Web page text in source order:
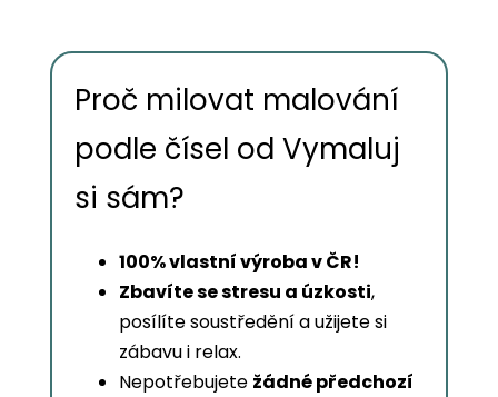
Proč milovat malování
podle čísel od Vymaluj
si sám?
100% vlastní výroba v ČR!
Zbavíte se stresu a úzkosti,
posílíte soustředění a užijete si
zábavu i relax.
Nepotřebujete žádné předchozí